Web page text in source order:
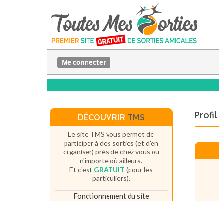
Me connecter
Profil
DÉCOUVRIR TMS
Le site TMS vous permet de
participer à des sorties (et d'en
organiser) près de chez vous ou
n'importe où ailleurs.
Et c'est GRATUIT (pour les
particuliers).
Fonctionnement du site